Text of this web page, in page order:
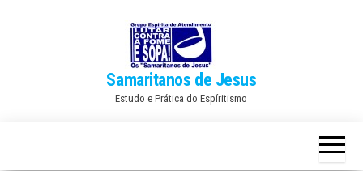
Samaritanos de Jesus
Estudo e Prática do Espíritismo